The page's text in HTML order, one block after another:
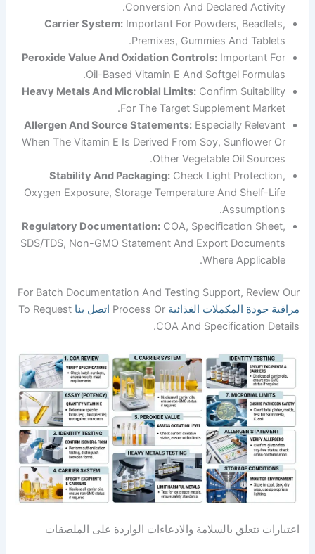
Conversion And Declared
Carrier System:Important For Powders,
Premixes, Gummies And
Peroxide Value And Oxidation Controls:
Oil-Based Vitamin E And Softgel
Heavy Metals And Microbial Limits:Confirm
For The Target Supplement
Allergen And Source Statements:Especially
When The Vitamin E Is Derived From Soy,
Other Vegetable Oil
Stability And Packaging:Check Light
Oxygen Exposure, Storage Temperature And
Regulatory Documentation:COA, Specification
SDS/TDS, Non-GMO Statement And Export
Where
For Batch Documentation And Testing Support,
المكملات الغذائيةProcess Or اتصل بنا To Request
COA And
بالسلامة والادعاءات الواردة على الملصقات